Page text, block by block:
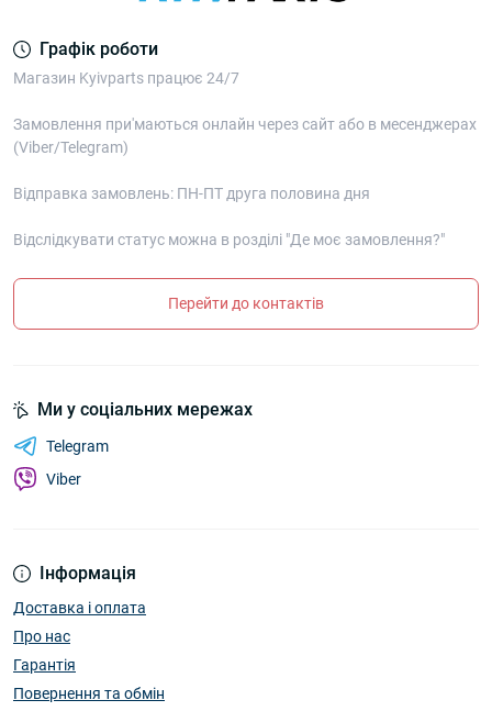
Графік роботи
Магазин Kyivparts працює 24/7
Замовлення при'маються онлайн через сайт або в месенджерах
(Viber/Telegram)
Відправка замовлень: ПН-ПТ друга половина дня
Відслідкувати статус можна в розділі "Де моє замовлення?"
Перейти до контактів
Інформація
Доставка і оплата
Про нас
Гарантія
Повернення та обмін
Ми у соціальних мережах
Telegram
Viber